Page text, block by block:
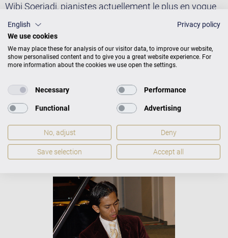
Wibi Soerjadi, pianistes actuellement le plus en vogue
queue de concert C. Bechstein. C’est sur cet instrument
qu’il a enregistré, en septembre 2003, un Super Audio
CD avec toute une série d’œuvres romantiques
(Transcriptions des lieder de Schubert par Liszt,
originales de Schumann, Mendelssohn, Brahms,
Skriabine, etc.).
Wibi Soerjadi au Bechstein Center
English
Privacy policy
We use cookies
We may place these for analysis of our visitor data, to improve our website,
show personalised content and to give you a great website experience. For
more information about the cookies we use open the settings.
Necessary Performance
Functional Advertising
No, adjust Deny
Save selection Accept all